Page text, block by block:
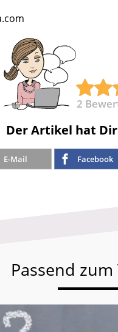
2
Der Artikel hat
E-Mail Facebook
Passend